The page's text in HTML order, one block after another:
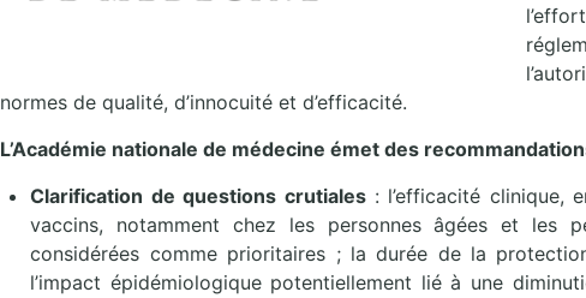
normes de qualité, d’innocuité et d’efficacité.
L’Académie nationale de médecine émet des
Clarification de questions crutiales: l’efficacité clinique,
vaccins, notamment chez les personnes âgées et les
considérées comme prioritaires ; la durée de la
l’impact épidémiologique potentiellement lié à une